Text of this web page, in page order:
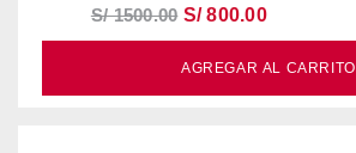
S/ 1500.00S/ 800.00
AGREGAR AL CARRITO